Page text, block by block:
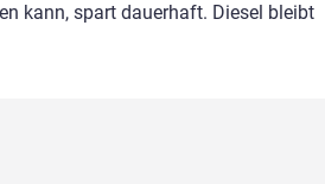
kann, spart dauerhaft. Diesel bleibt